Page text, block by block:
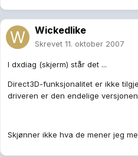
Wickedlike
Skrevet 11. oktober 2007
I dxdiag (skjerm) står det ...
Direct3D-funksjonalitet er ikke
driveren er den endelige
Skjønner ikke hva de mener jeg